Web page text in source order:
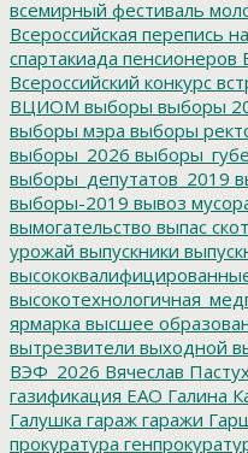
всемирный фестиваль
Всероссийская перепись
спартакиада пенсионеров
Всероссийский конкурс
ВЦИОМ выборы выборы
выборы мэра выборы
выборы_2026
выборы_депутатов_2019
выборы-2019 вывоз
вымогательство выпас
урожай выпускники
ярмарка высшее
вытрезвители выходной
ВЭФ_2026 Вячеслав
газификация ЕАО Галина
Галушка гараж гаражи
прокуратура